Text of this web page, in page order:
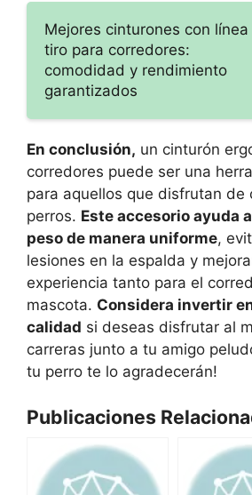
Mejores cinturones con línea
tiro para corredores:
comodidad y rendimiento
garantizados
En conclusión, un cinturón
corredores puede ser una
para aquellos que disfrutan de
perros. Este accesorio ayuda
peso de manera uniforme,
lesiones en la espalda y
experiencia tanto para el
mascota. Considera invertir
calidad si deseas disfrutar al
carreras junto a tu amigo
tu perro te lo agradecerán!
Publicaciones